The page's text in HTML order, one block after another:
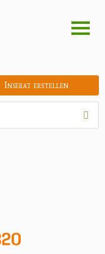
Inserat erstellen